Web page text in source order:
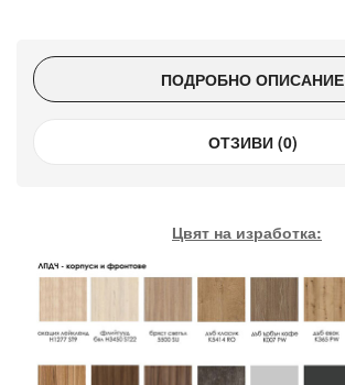
ПОДРОБНО ОПИСАНИЕ
ОТЗИВИ (0)
Цвят на изработка: